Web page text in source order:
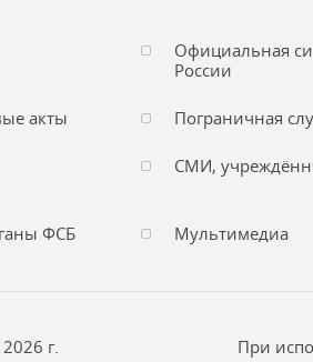
Официальная
России
акты Пограничная
СМИ,
ФСБ
Мультимедиа
г. При